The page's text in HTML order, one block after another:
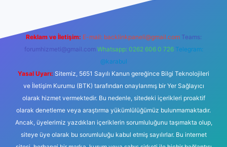
Reklam ve İletişim: E-mail: backlinkpaneli@gmail.com Teams:
forumhizmeti@gmail.com Whatsapp: 0262 606 0 726 Telegram:
@karabul
Yasal Uyarı: Sitemiz, 5651 Sayılı Kanun gereğince Bilgi Teknolojileri
ve İletişim Kurumu (BTK) tarafından onaylanmış bir Yer Sağlayıcı
olarak hizmet vermektedir. Bu nedenle, sitedeki içerikleri proaktif
olarak denetleme veya araştırma yükümlülüğümüz bulunmamaktadır.
Ancak, üyelerimiz yazdıkları içeriklerin sorumluluğunu taşımakta olup,
siteye üye olarak bu sorumluluğu kabul etmiş sayılırlar. Bu internet